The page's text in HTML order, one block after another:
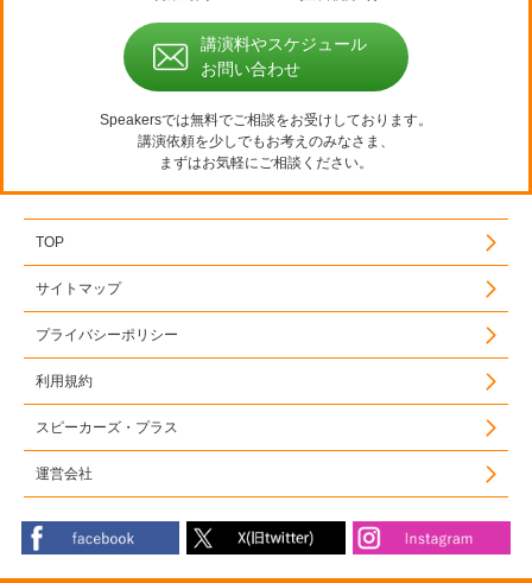
講演料やスケジュール
お問い合わせ
Speakersでは無料でご相談をお受けしております。
講演依頼を少しでもお考えのみなさま、
まずはお気軽にご相談ください。
TOP
サイトマップ
プライバシーポリシー
利用規約
スピーカーズ・プラス
運営会社